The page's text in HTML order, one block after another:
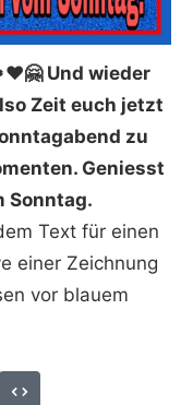
Und wieder
Zeit euch jetzt
zu
Geniesst
Sonntag.
Text für einen
einer Zeichnung
vor blauem